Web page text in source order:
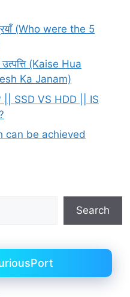
(Who were the 5
(Kaise Hua
Ka Janam)
|| SSD VS HDD || IS
can be achieved
Search